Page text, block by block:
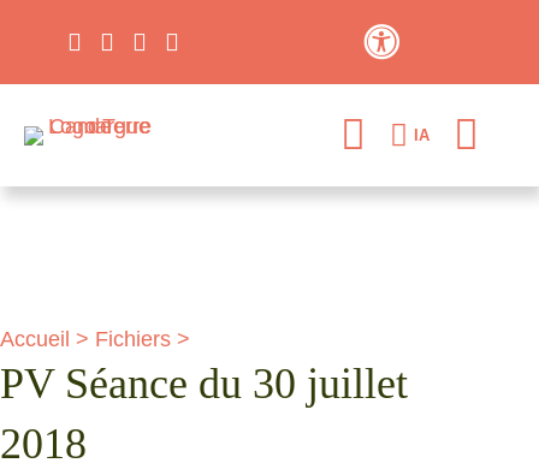
IA
Accueil > Fichiers >
PV Séance du 30 juillet
2018